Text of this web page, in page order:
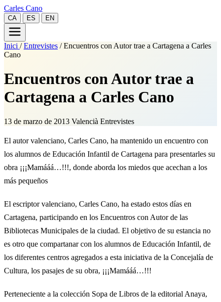
Carles Cano
CA ES EN
Inici / Entrevistes / Encuentros con Autor trae a Cartagena a Carles
Cano
Encuentros con Autor trae a
Cartagena a Carles Cano
13 de marzo de 2013 Valencià Entrevistes
El autor valenciano, Carles Cano, ha mantenido un encuentro con
los alumnos de Educación Infantil de Cartagena para presentarles su
obra ¡¡¡Mamááá…!!!, donde aborda los miedos que acechan a los
más pequeños
El escriptor valenciano, Carles Cano, ha estado estos días en
Cartagena, participando en los Encuentros con Autor de las
Bibliotecas Municipales de la ciudad. El objetivo de su estancia no
es otro que compartanar con los alumnos de Educación Infantil, de
los diferentes centros agregados a esta iniciativa de la Concejalía de
Cultura, los pasajes de su obra, ¡¡¡Mamááá…!!!
Perteneciente a la colección Sopa de Libros de la editorial Anaya,